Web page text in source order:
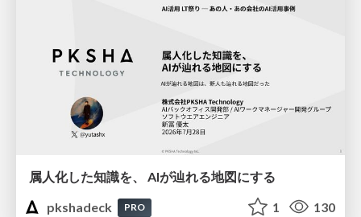
属人化した知識を、 AIが辿れる地図にする
pkshadeck
PRO 1 130